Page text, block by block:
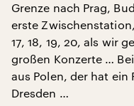
Grenze nach Prag,
erste
17, 18, 19, 20, als wir
großen Konzerte …
aus Polen, der hat ein
Dresden …